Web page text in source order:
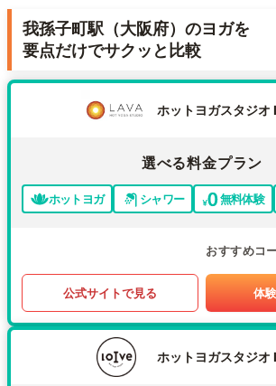
我孫子町駅（大阪府）のヨガを
要点だけでサクッと比較
ホットヨガスタジオ
選べる料金プラン
ホットヨガ シャワー 無料体験
おすすめコ
公式サイトで見る 体
ホットヨガスタジオ